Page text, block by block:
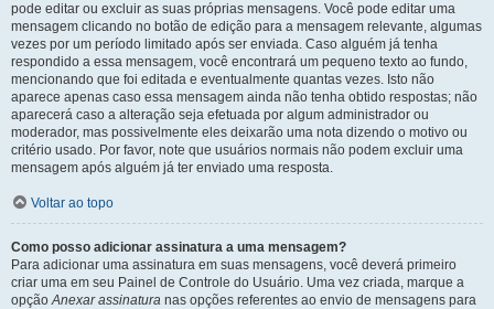
pode editar ou excluir as suas próprias mensagens. Você pode editar uma
mensagem clicando no botão de edição para a mensagem relevante, algumas
vezes por um período limitado após ser enviada. Caso alguém já tenha
respondido a essa mensagem, você encontrará um pequeno texto ao fundo,
mencionando que foi editada e eventualmente quantas vezes. Isto não
aparece apenas caso essa mensagem ainda não tenha obtido respostas; não
aparecerá caso a alteração seja efetuada por algum administrador ou
moderador, mas possivelmente eles deixarão uma nota dizendo o motivo ou
critério usado. Por favor, note que usuários normais não podem excluir uma
mensagem após alguém já ter enviado uma resposta.
Voltar ao topo
Como posso adicionar assinatura a uma mensagem?
Para adicionar uma assinatura em suas mensagens, você deverá primeiro
criar uma em seu Painel de Controle do Usuário. Uma vez criada, marque a
opçãoAnexar assinatura nas opções referentes ao envio de mensagens para